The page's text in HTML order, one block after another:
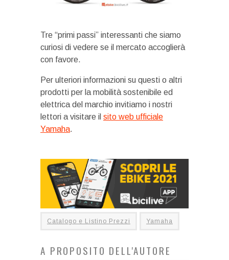
Tre “primi passi” interessanti che siamo
curiosi di vedere se il mercato accoglierà
con favore.
Per ulteriori informazioni su questi o altri
prodotti per la mobilità sostenibile ed
elettrica del marchio invitiamo i nostri
lettori a visitare il sito web ufficiale
Yamaha.
Catalogo e Listino Prezzi Yamaha
A PROPOSITO DELL'AUTORE